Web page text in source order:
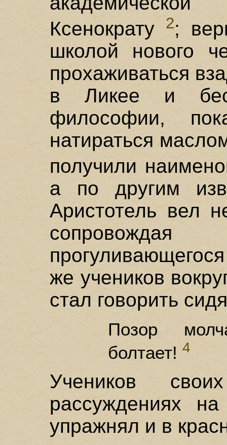
Ксенократу2;
школой нового
прохаживаться
в Ликее и
философии,
натираться
получили
а по другим
Аристотель вел
же учеников
стал говорить
Позор
болтает!4
Учеников
рассуждениях
упражнял и в